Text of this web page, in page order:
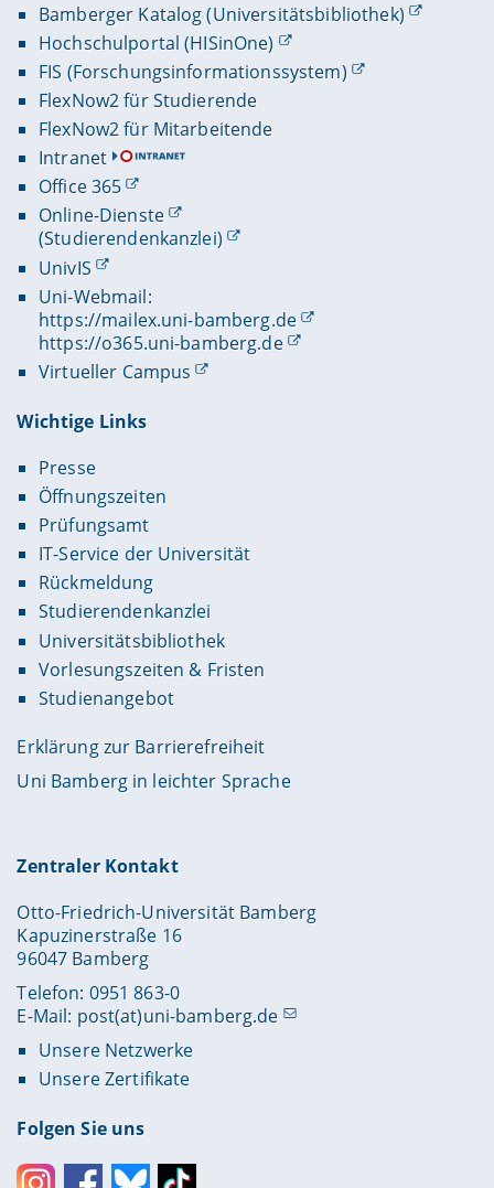
Bamberger Katalog (Universitätsbibliothek)
Hochschulportal (HISinOne)
FIS (Forschungsinformationssystem)
FlexNow2 für Studierende
FlexNow2 für Mitarbeitende
Intranet
Office 365
Online-Dienste
(Studierendenkanzlei)
UnivIS
Uni-Webmail:
https://mailex.uni-bamberg.de
https://o365.uni-bamberg.de
Virtueller Campus
Wichtige Links
Presse
Öffnungszeiten
Prüfungsamt
IT-Service der Universität
Rückmeldung
Studierendenkanzlei
Universitätsbibliothek
Vorlesungszeiten & Fristen
Studienangebot
Erklärung zur Barrierefreiheit
Uni Bamberg in leichter Sprache
Zentraler Kontakt
Otto-Friedrich-Universität Bamberg
Kapuzinerstraße 16
96047 Bamberg
Telefon: 0951 863-0
E-Mail: post(at)uni-bamberg.de
Unsere Netzwerke
Unsere Zertifikate
Folgen Sie uns